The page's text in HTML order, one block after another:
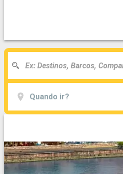
Quando ir?